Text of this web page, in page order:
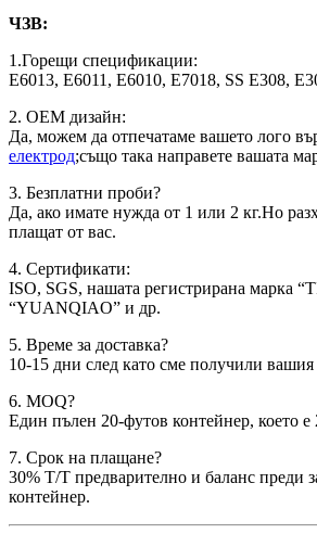
ЧЗВ:
1.Горещи спецификации:
E6013, E6011, E6010, E7018, SS E308,
2. OEM дизайн:
Да, можем да отпечатаме вашето лого
електрод;също така направете вашата
3. Безплатни проби?
Да, ако имате нужда от 1 или 2 кг.Но
плащат от вас.
4. Сертификати:
ISO, SGS, нашата регистрирана марка
“YUANQIAO” и др.
5. Време за доставка?
10-15 дни след като сме получили вашия
6. MOQ?
Един пълен 20-футов контейнер, което е
7. Срок на плащане?
30% T/T предварително и баланс преди
контейнер.